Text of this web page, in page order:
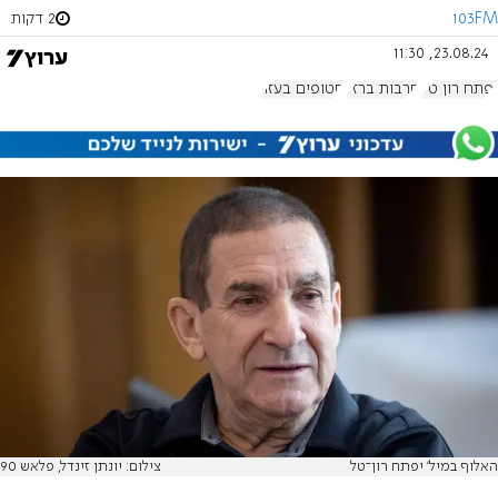
103FM 2 דקות
23.08.24, 11:30
יפתח רון טל חרבות ברזל חטופים בעזה
האלוף במיל' יפתח רון־טל צילום: יונתן זינדל, פלאש 90